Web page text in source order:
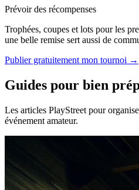
Prévoir des récompenses
Trophées, coupes et lots pour les
une belle remise sert aussi de
Publier gratuitement mon tournoi →
Guides pour bien
Les articles PlayStreet pour
événement amateur.